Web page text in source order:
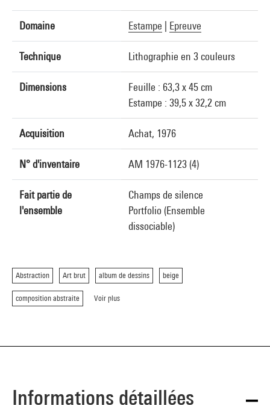
Domaine Estampe Epreuve
Technique Lithographie en 3 couleurs
Dimensions
Feuille : 63,3 x 45 cm
Estampe : 39,5 x 32,2 cm
Acquisition Achat, 1976
N° d'inventaire AM 1976-1123 (4)
Fait partie de
l'ensemble
Champs de silence
Portfolio (Ensemble
dissociable)
Abstraction Art brut album de dessins beige
composition abstraite Voir plus
Informations détaillées